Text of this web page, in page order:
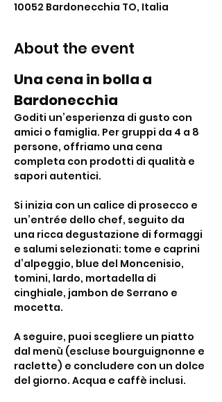
10052 Bardonecchia TO, Italia
About the event
Una cena in bolla a
Bardonecchia
Goditi un’esperienza di gusto con
amici o famiglia. Per gruppi da 4 a 8
persone, offriamo una cena
completa con prodotti di qualità e
sapori autentici.
Si inizia con un calice di prosecco e
un’entrée dello chef, seguito da
una ricca degustazione di formaggi
e salumi selezionati: tome e caprini
d’alpeggio, blue del Moncenisio,
tomini, lardo, mortadella di
cinghiale, jambon de Serrano e
mocetta.
A seguire, puoi scegliere un piatto
dal menù (escluse bourguignonne e
raclette) e concludere con un dolce
del giorno. Acqua e caffè inclusi.